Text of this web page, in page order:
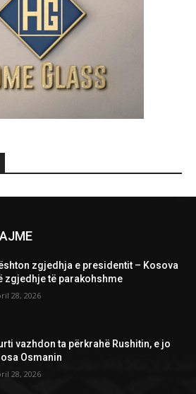
zgjedhja e presidentit – Kosova
zgjedhje të parakohshme
28, 2026
vazhdon ta përkrahë Rushitin, e jo
Osmanin
28, 2026